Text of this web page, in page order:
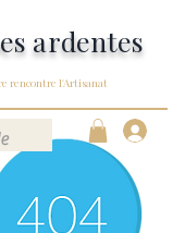
ardentes
rencontre l'Artisanat